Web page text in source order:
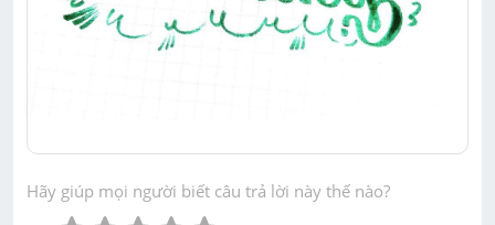
Hãy giúp mọi người biết câu trả lời này thế nào?